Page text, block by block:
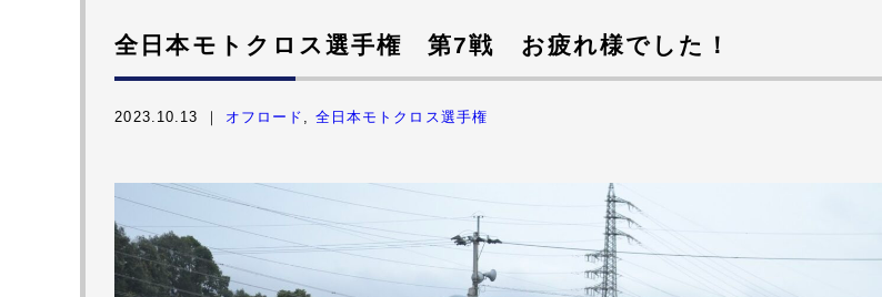
全日本モトクロス選手権 第7戦 お疲れ様でした！
2023.10.13 ｜ オフロード 全日本モトクロス選手権